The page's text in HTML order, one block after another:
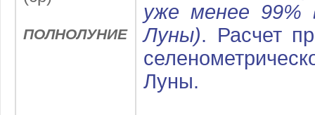
ПОЛНОЛУНИЕ
уже менее 99%
Луны). Расчет
Луны.